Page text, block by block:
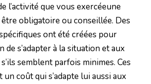
l’activité que vous exercéeune
obligatoire ou conseillée. Des
ont été créées pour
de s’adapter à la situation et aux
semblent parfois minimes. Ces
un coût qui s’adapte lui aussi aux